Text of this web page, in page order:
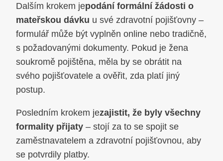
Dalším krokem jepodání formální žádosti o
mateřskou dávku u své zdravotní pojišťovny –
formulář může být vyplněn online nebo tradičně,
s požadovanými dokumenty. Pokud je žena
soukromě pojištěna, měla by se obrátit na
svého pojišťovatele a ověřit, zda platí jiný
postup.
Posledním krokem jezajistit, že byly všechny
formality přijaty – stojí za to se spojit se
zaměstnavatelem a zdravotní pojišťovnou, aby
se potvrdily platby.